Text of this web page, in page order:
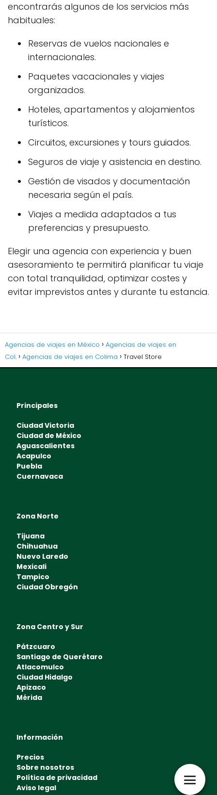
encontrarás algunos de los servicios más
habituales:
Reservas de vuelos nacionales e
internacionales.
Paquetes vacacionales y viajes
organizados.
Hoteles, apartamentos y alojamientos
turísticos.
Circuitos, excursiones y tours guiados.
Seguros de viaje y asistencia en destino.
Gestión de visados y documentación
necesaria según el país.
Viajes a medida adaptados a tus
preferencias y presupuesto.
Elegir una agencia con experiencia y buen
asesoramiento te permitirá planificar tu viaje
con total tranquilidad, optimizar costes y
evitar imprevistos antes y durante tu estancia.
Agencias de viajes en México
Agencias de viajes en
Col.
Agencias de viajes en Colima Travel Store
Principales
Ciudad Victoria
Ciudad de México
Aguascalientes
Acapulco
Puebla
Cuernavaca
Zona Norte
Tijuana
Chihuahua
Nuevo Laredo
Mexicali
Tampico
Ciudad Obregón
Zona Centro y Sur
Pátzcuaro
Santiago de Querétaro
Atlacomulco
Ciudad Hidalgo
Apizaco
Mérida
Información
Precios
Sobre nosotros
Política de privacidad
Aviso legal